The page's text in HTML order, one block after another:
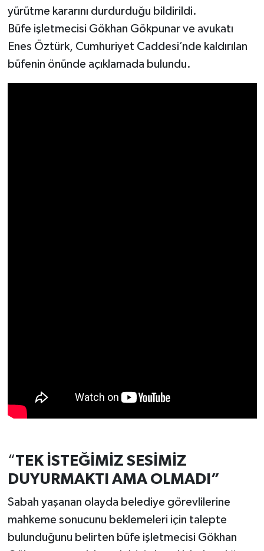
yürütme kararını durdurduğu bildirildi.
Büfe işletmecisi Gökhan Gökpunar ve avukatı
Enes Öztürk, Cumhuriyet Caddesi’nde kaldırılan
büfenin önünde açıklamada bulundu.
“TEK İSTEĞİMİZ SESİMİZ
DUYURMAKTI AMA OLMADI”
Sabah yaşanan olayda belediye görevlilerine
mahkeme sonucunu beklemeleri için talepte
bulunduğunu belirten büfe işletmecisi Gökhan
Kütahya
Magazin
Otomobil
Video Galeri
Yaşam
Yemek Tarifleri